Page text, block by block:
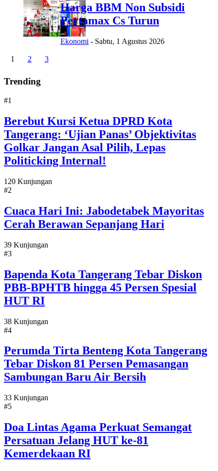
Harga BBM Non Subsidi
Pertamax Cs Turun
Ekonomi - Sabtu, 1 Agustus 2026
1 2 3
Trending
#1
Berebut Kursi Ketua DPRD Kota
Tangerang: ‘Ujian Panas’ Objektivitas
Golkar Jangan Asal Pilih, Lepas
Politicking Internal!
120 Kunjungan
#2
Cuaca Hari Ini: Jabodetabek Mayoritas
Cerah Berawan Sepanjang Hari
39 Kunjungan
#3
Bapenda Kota Tangerang Tebar Diskon
PBB-BPHTB hingga 45 Persen Spesial
HUT RI
38 Kunjungan
#4
Perumda Tirta Benteng Kota Tangerang
Tebar Diskon 81 Persen Pemasangan
Sambungan Baru Air Bersih
33 Kunjungan
#5
Doa Lintas Agama Perkuat Semangat
Persatuan Jelang HUT ke-81
Kemerdekaan RI